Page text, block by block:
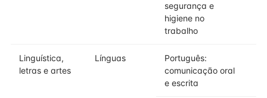
segurança e
higiene no
trabalho
Linguística,
letras e artes
Línguas
Português:
comunicação oral
e escrita